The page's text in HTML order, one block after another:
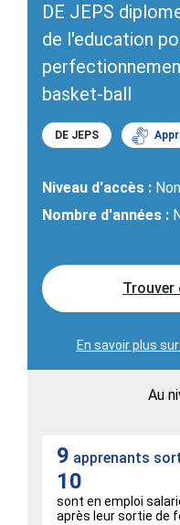
DE JEPS
de l'education
basket-ball
DE JEPS
Niveau d'accès :
Nombre d'années :
En savoir plus
Au
9 apprenants
10
sont en emploi
après leur sortie de